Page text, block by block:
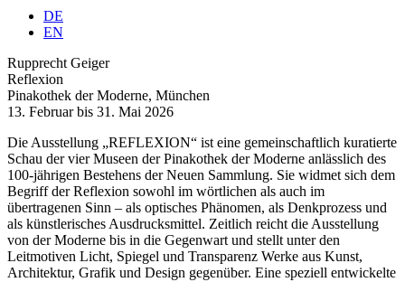
DE
EN
Rupprecht Geiger
Reflexion
Pinakothek der Moderne, München
13. Februar bis 31. Mai 2026
Die Ausstellung „REFLEXION“ ist eine gemeinschaftlich kuratierte
Schau der vier Museen der Pinakothek der Moderne anlässlich des
100-jährigen Bestehens der Neuen Sammlung. Sie widmet sich dem
Begriff der Reflexion sowohl im wörtlichen als auch im
übertragenen Sinn – als optisches Phänomen, als Denkprozess und
als künstlerisches Ausdrucksmittel. Zeitlich reicht die Ausstellung
von der Moderne bis in die Gegenwart und stellt unter den
Leitmotiven Licht, Spiegel und Transparenz Werke aus Kunst,
Architektur, Grafik und Design gegenüber. Eine speziell entwickelte